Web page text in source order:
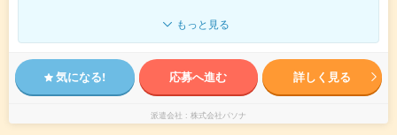
もっと見る
気になる! 応募へ進む 詳しく見る
派遣会社 株式会社パソナ